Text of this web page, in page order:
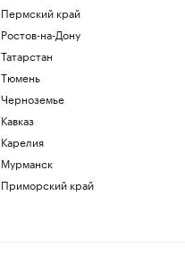
Пермский край
Ростов-на-Дону
Татарстан
Тюмень
Черноземье
Кавказ
Карелия
Мурманск
Приморский край